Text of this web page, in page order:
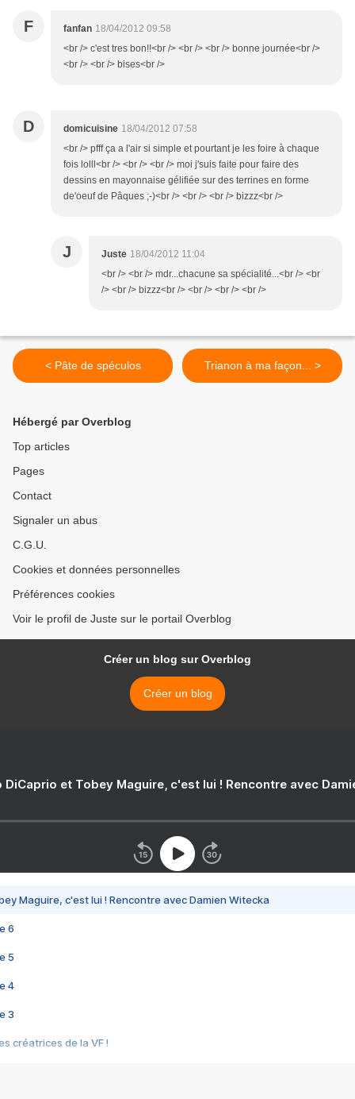
F fanfan 18/04/2012 09:58
<br /> c'est tres bon!!<br /> <br /> <br /> bonne journée<br />
<br /> <br /> bises<br />
D domicuisine 18/04/2012 07:58
<br /> pfff ça a l'air si simple et pourtant je les foire à chaque
fois lolll<br /> <br /> <br /> moi j'suis faite pour faire des
dessins en mayonnaise gélifiée sur des terrines en forme
de'oeuf de Pâques ;-)<br /> <br /> <br /> bizzz<br />
J Juste 18/04/2012 11:04
<br /> <br /> mdr...chacune sa spécialité...<br /> <br
/> <br /> bizzz<br /> <br /> <br /> <br />
< Pâte de spéculos Trianon à ma façon... >
Hébergé par Overblog
Top articles
Pages
Contact
Signaler un abus
C.G.U.
Cookies et données personnelles
Préférences cookies
Voir le profil de Juste sur le portail Overblog
Créer un blog sur Overblog
Créer un blog
DiCaprio et Tobey Maguire, c'est lui ! Rencontre avec
Maguire, c'est lui ! Rencontre avec Damien Witecka
6
5
4
3
créatrices de la VF !